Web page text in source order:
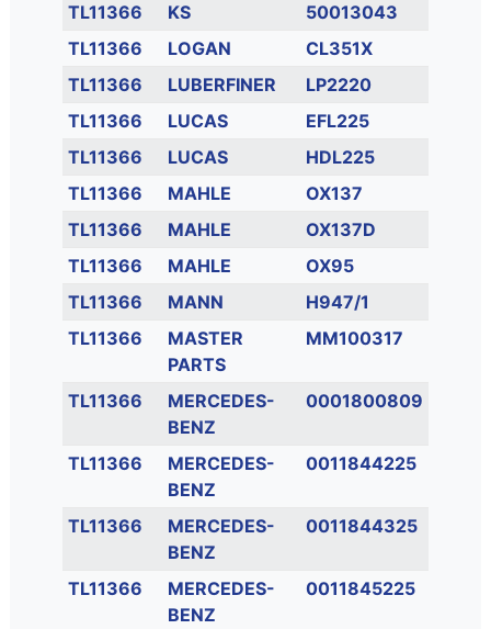
TL11366
KS
50013043
TL11366
LOGAN
CL351X
TL11366
LUBERFINER
LP2220
TL11366
LUCAS
EFL225
TL11366
LUCAS
HDL225
TL11366
MAHLE
OX137
TL11366
MAHLE
OX137D
TL11366
MAHLE
OX95
TL11366
MANN
H947/1
TL11366
MASTER
PARTS
MM100317
TL11366
MERCEDES-
BENZ
0001800809
TL11366
MERCEDES-
BENZ
0011844225
TL11366
MERCEDES-
BENZ
0011844325
TL11366
MERCEDES-
BENZ
0011845225